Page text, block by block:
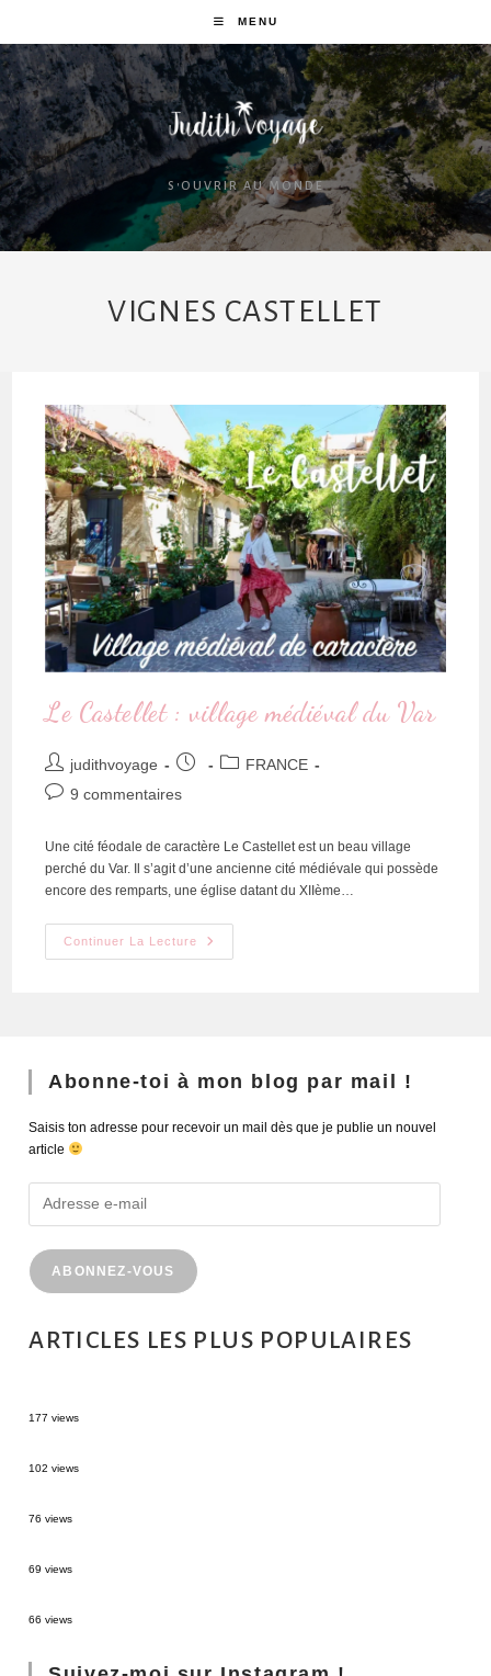
MENU
S'OUVRIR AU MONDE
VIGNES CASTELLET
Le Castellet : village médiéval du Var
judithvoyage
FRANCE
9 commentaires
Une cité féodale de caractère Le Castellet est un beau village
perché du Var. Il s’agit d’une ancienne cité médiévale qui possède
encore des remparts, une église datant du XIIème…
Continuer La Lecture
Abonne-toi à mon blog par mail !
Saisis ton adresse pour recevoir un mail dès que je publie un nouvel
article
ABONNEZ-VOUS
ARTICLES LES PLUS POPULAIRES
177 views
102 views
76 views
69 views
66 views